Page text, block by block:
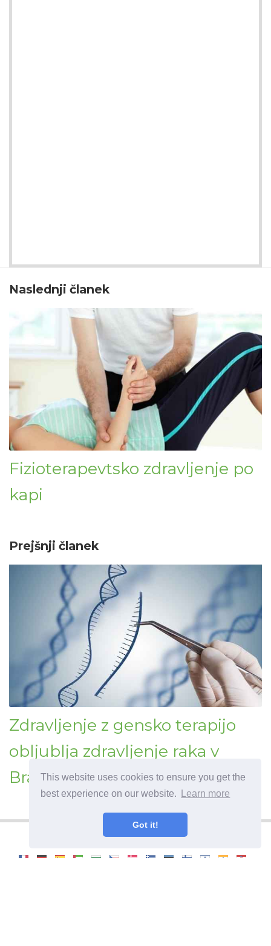
This website uses cookies to ensure you get the
best experience on our website.
Learn more
Got it!
Naslednji članek
Fizioterapevtsko zdravljenje po
kapi
Prejšnji članek
Zdravljenje z gensko terapijo
obljublja zdravljenje raka v
Braziliji